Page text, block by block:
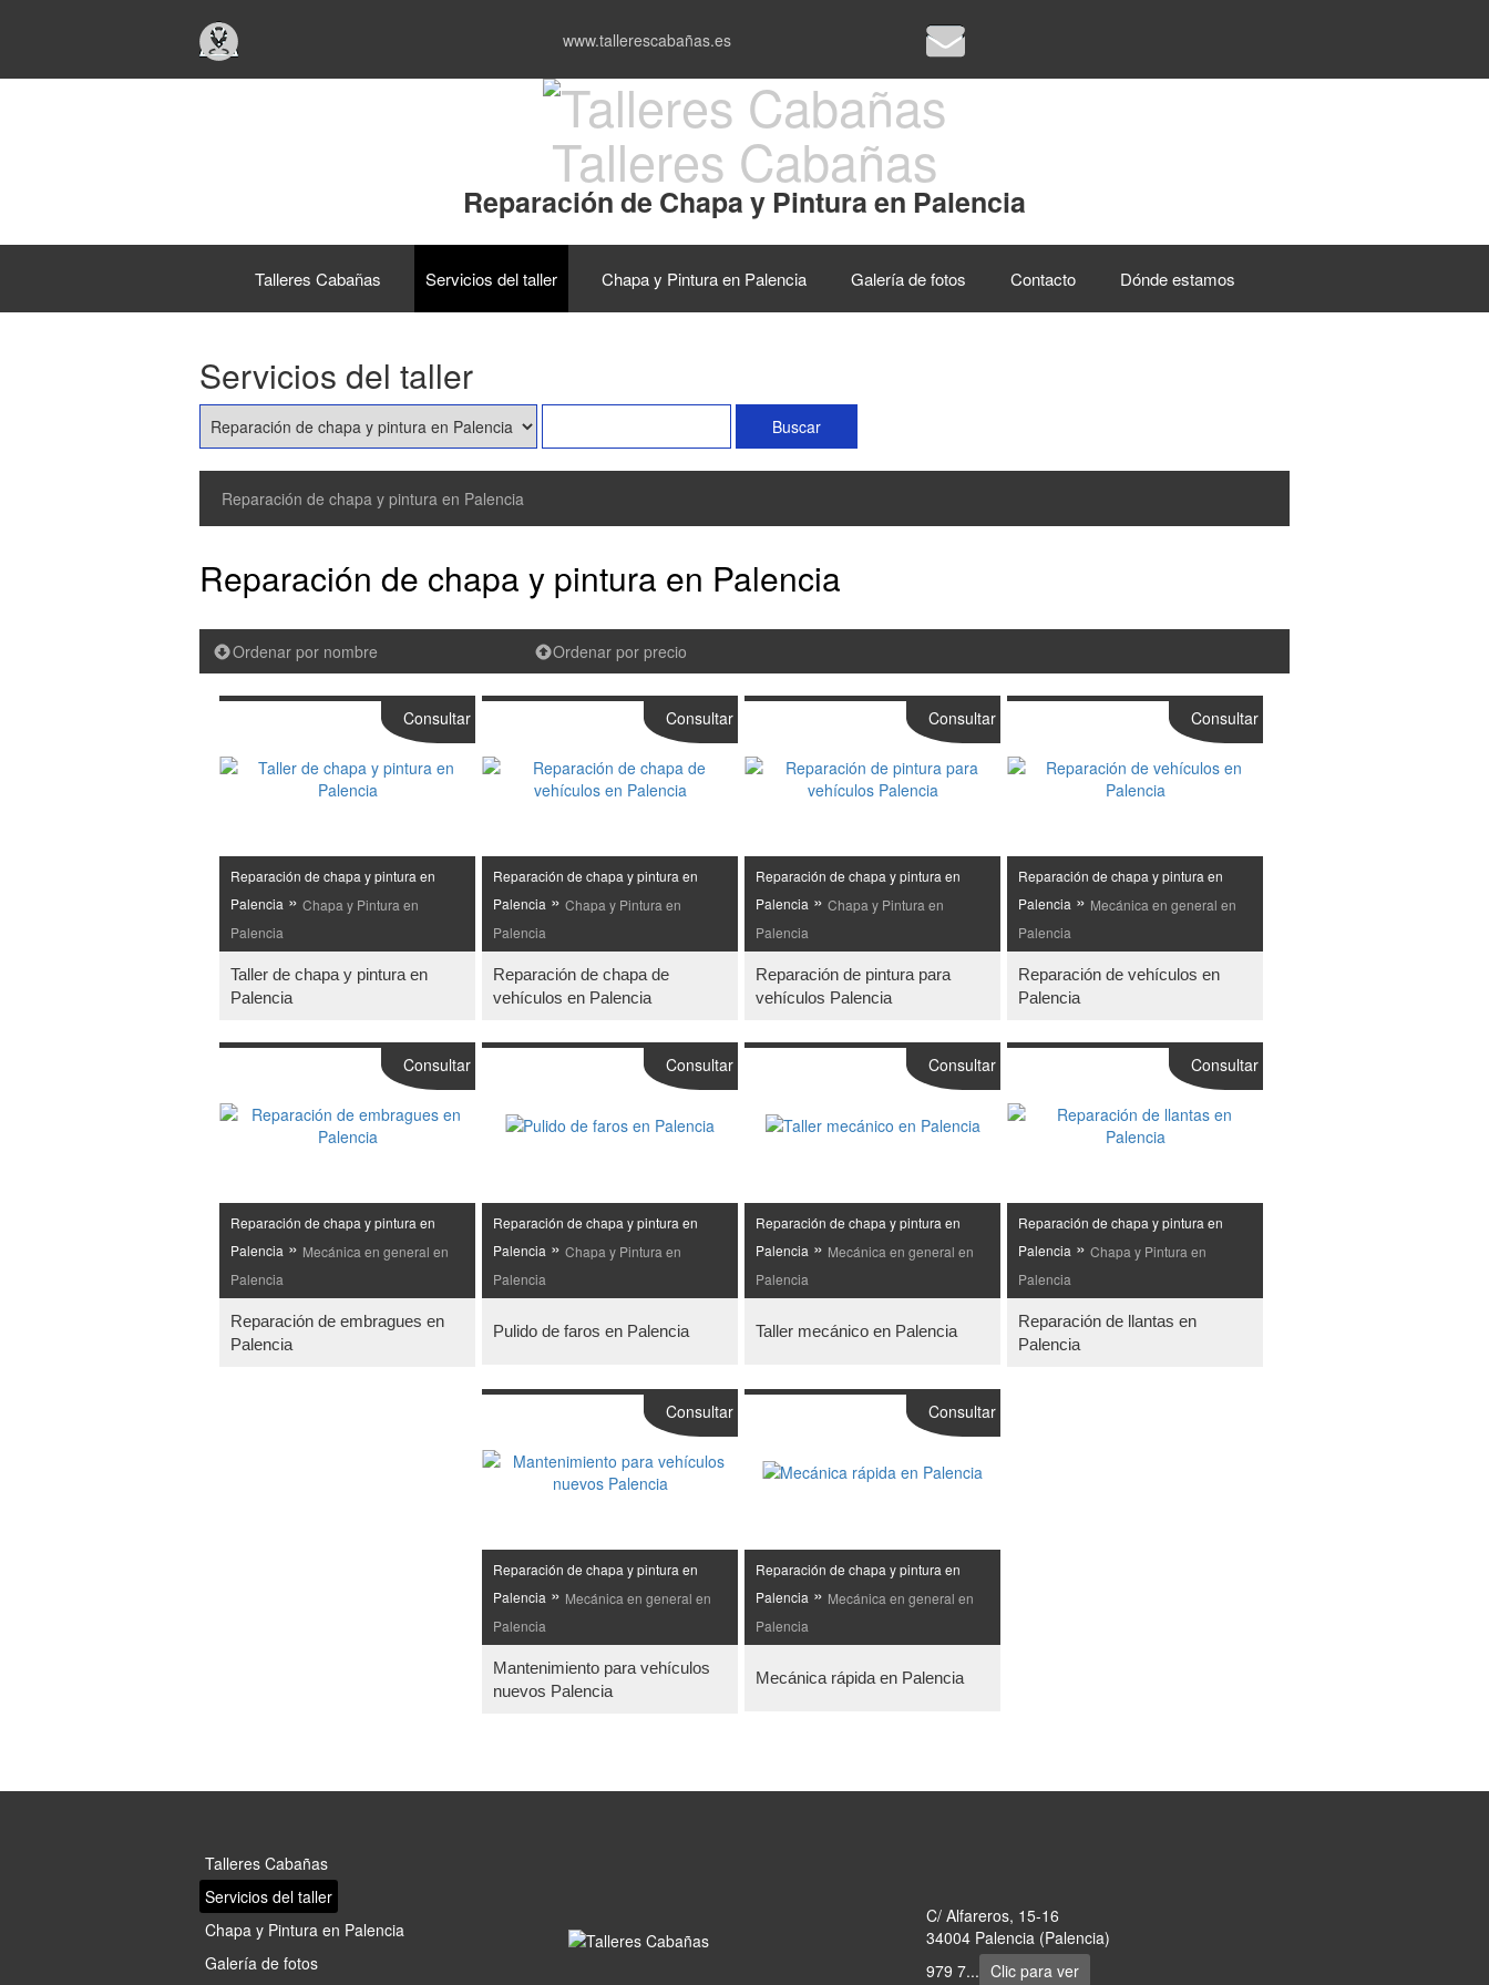
www.tallerescabañas.es
Talleres Cabañas
Reparación de Chapa y Pintura en Palencia
Talleres Cabañas Servicios del taller Chapa y Pintura en Palencia Galería de fotos Contacto Dónde estamos
Servicios del taller
Reparación de chapa y pintura en Palencia
Reparación de chapa y pintura en Palencia
Ordenar por nombre Ordenar por precio
Reparación de chapa y pintura en
Palencia » Chapa y Pintura en
Palencia
Taller de chapa y pintura en
Palencia
Consultar
Reparación de chapa y pintura en
Palencia » Chapa y Pintura en
Palencia
Reparación de chapa de
vehículos en Palencia
Consultar
Reparación de chapa y pintura en
Palencia » Chapa y Pintura en
Palencia
Reparación de pintura para
vehículos Palencia
Consultar
Reparación de chapa y pintura en
Palencia » Mecánica en general en
Palencia
Reparación de vehículos en
Palencia
Consultar
Reparación de chapa y pintura en
Palencia » Mecánica en general en
Palencia
Reparación de embragues en
Palencia
Consultar
Reparación de chapa y pintura en
Palencia » Chapa y Pintura en
Palencia
Pulido de faros en Palencia
Consultar
Reparación de chapa y pintura en
Palencia » Mecánica en general en
Palencia
Taller mecánico en Palencia
Consultar
Reparación de chapa y pintura en
Palencia » Chapa y Pintura en
Palencia
Reparación de llantas en
Palencia
Consultar
Reparación de chapa y pintura en
Palencia » Mecánica en general en
Palencia
Mantenimiento para vehículos
nuevos Palencia
Consultar
Reparación de chapa y pintura en
Palencia » Mecánica en general en
Palencia
Mecánica rápida en Palencia
Consultar
Talleres Cabañas
Servicios del taller
Chapa y Pintura en Palencia
Galería de fotos
C/ Alfareros, 15-16
34004 Palencia (Palencia)
979 7... Clic para ver